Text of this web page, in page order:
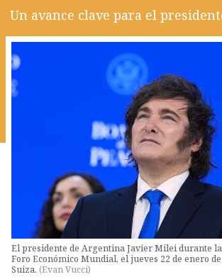
Un avance clave para el
El presidente de Argentina Javier Milei durante
Foro Económico Mundial, el jueves 22 de enero de
Suiza. (Evan Vucci)